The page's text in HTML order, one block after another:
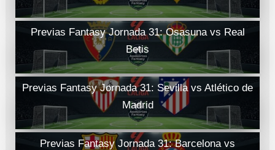
Previas Fantasy Jornada 31: Osasuna vs Real
Betis
Previas Fantasy Jornada 31: Sevilla vs Atlético de
Madrid
Previas Fantasy Jornada 31: Barcelona vs